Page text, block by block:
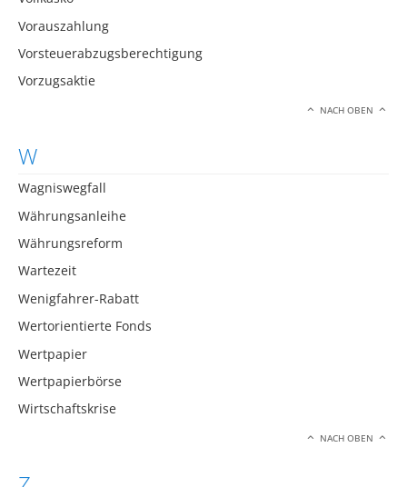
Vorauszahlung
Vorsteuerabzugsberechtigung
Vorzugsaktie
NACH OBEN
W
Wagniswegfall
Währungsanleihe
Währungsreform
Wartezeit
Wenigfahrer-Rabatt
Wertorientierte Fonds
Wertpapier
Wertpapierbörse
Wirtschaftskrise
NACH OBEN